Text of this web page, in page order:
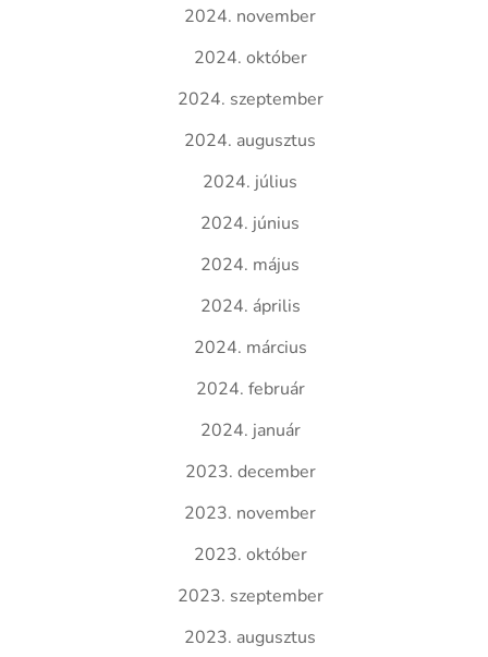
2024. november
2024. október
2024. szeptember
2024. augusztus
2024. július
2024. június
2024. május
2024. április
2024. március
2024. február
2024. január
2023. december
2023. november
2023. október
2023. szeptember
2023. augusztus